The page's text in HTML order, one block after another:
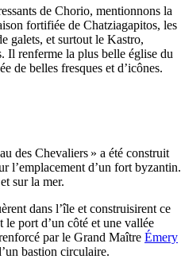
de Chorio, mentionnons la
fortifiée de Chatziagapitos, les
galets, et surtout le Kastro,
Il renferme la plus belle église du
de belles fresques et d’icônes.
des Chevaliers » a été construit
l’emplacement d’un fort byzantin.
sur la mer.
dans l’île et construisirent ce
port d’un côté et une vallée
par le Grand Maître Émery
bastion circulaire.